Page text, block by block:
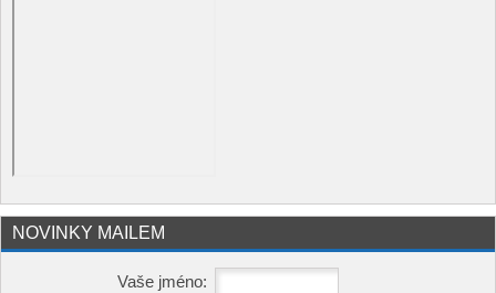
NOVINKY MAILEM
Vaše jméno: